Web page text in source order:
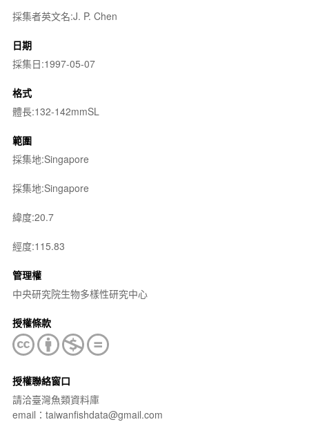
採集者英文名:J. P. Chen
日期
採集日:1997-05-07
格式
體長:132-142mmSL
範圍
採集地:Singapore
採集地:Singapore
緯度:20.7
經度:115.83
管理權
中央研究院生物多樣性研究中心
授權條款
授權聯絡窗口
請洽臺灣魚類資料庫
email：taiwanfishdata@gmail.com